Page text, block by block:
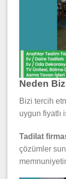
Neden
Bizi tercih
uygun fiyatlı
Tadilat
çözümler